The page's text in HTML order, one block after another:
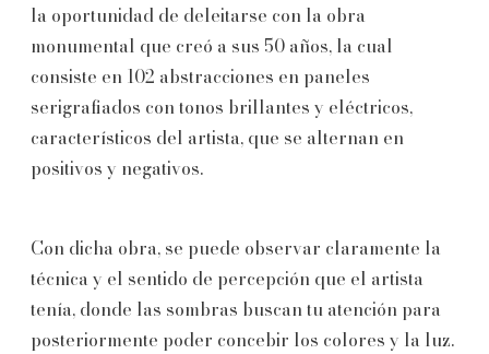
la oportunidad de deleitarse con la obra
monumental que creó a sus 50 años, la cual
consiste en 102 abstracciones en paneles
serigrafiados con tonos brillantes y eléctricos,
característicos del artista, que se alternan en
positivos y negativos.
Con dicha obra, se puede observar claramente la
técnica y el sentido de percepción que el artista
tenía, donde las sombras buscan tu atención para
posteriormente poder concebir los colores y la luz.